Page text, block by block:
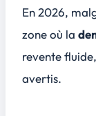
En 2026,
zone où la
revente
avertis.